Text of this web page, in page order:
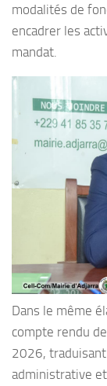
modalités de
encadrer les
mandat.
Dans le même
compte rendu
2026,
administrative